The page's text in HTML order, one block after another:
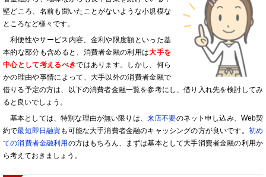
堅どころ、名前も聞いたことがないような小規模な
ところなど様々です。
利便性やサービス内容、金利や限度額といった基
本的な部分も含めると、消費者金融の利用は大手を
中心として考えるべきではあります。しかし、何ら
かの理由や事情によって、大手以外の消費者金融で
借りる予定の方は、以下の消費者金融一覧を参考にし、借り入れ先を検討してみ
ると良いでしょう。
基本としては、特別な理由が無い限りは、 来店不要のネット申し込み、Web契
約で最短即日融資も可能な大手消費者金融のキャッシングの方が良いです。 初め
ての消費者金融利用の方はもちろん、まずは基本として大手消費者金融の利用か
ら考えておきましょう。